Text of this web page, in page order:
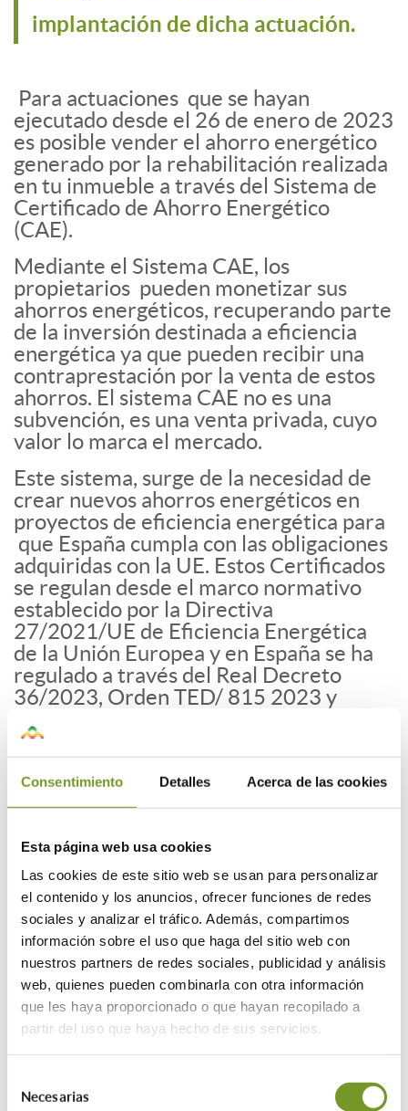
Consentimiento Detalles Acerca de las cookies
Esta página web usa cookies
Las cookies de este sitio web se usan para personalizar
el contenido y los anuncios, ofrecer funciones de redes
sociales y analizar el tráfico. Además, compartimos
información sobre el uso que haga del sitio web con
nuestros partners de redes sociales, publicidad y análisis
web, quienes pueden combinarla con otra información
que les haya proporcionado o que hayan recopilado a
partir del uso que haya hecho de sus servicios.
Necesarias
implantación de dicha actuación.
Para actuaciones que se hayan
ejecutado desde el 26 de enero de 2023
es posible vender el ahorro energético
generado por la rehabilitación realizada
en tu inmueble a través del Sistema de
Certificado de Ahorro Energético
(CAE).
Mediante el Sistema CAE, los
propietarios pueden monetizar sus
ahorros energéticos, recuperando parte
de la inversión destinada a eficiencia
energética ya que pueden recibir una
contraprestación por la venta de estos
ahorros. El sistema CAE no es una
subvención, es una venta privada, cuyo
valor lo marca el mercado.
Este sistema, surge de la necesidad de
crear nuevos ahorros energéticos en
proyectos de eficiencia energética para
que España cumpla con las obligaciones
adquiridas con la UE. Estos Certificados
se regulan desde el marco normativo
establecido por la Directiva
27/2021/UE de Eficiencia Energética
de la Unión Europea y en España se ha
regulado a través del Real Decreto
36/2023, Orden TED/ 815 2023 y
Para entender el proceso vamos a
definir los agentes intervinientes en
energéticas obligadas a conseguir
cantidades establecidas de ahorro
energético al año y que pueden
cumplir esta obligación pagando al
Fondo Nacional de Eficiencia
Energética o liquidando CAE.
• Sujetos delegados: empresas que
pueden ayudar a los sujetos
obligados a conseguir CAE.
• Propietario del ahorro: es la
persona o entidad que genera unos
ahorros que se pueden convertir en